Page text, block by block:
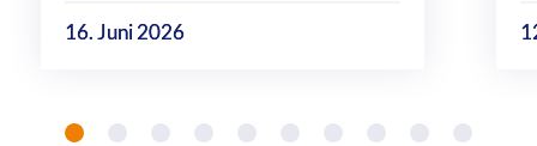
16. Juni 2026